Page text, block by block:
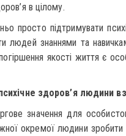
в цілому.
просто підтримувати
людей знаннями та
якості життя є
здоров’я людини
значення для
окремої людини зробити